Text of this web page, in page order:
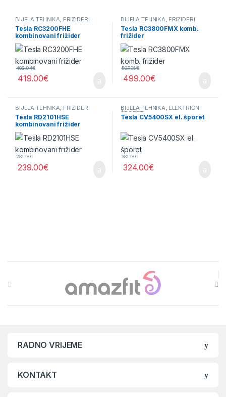
BIJELA TEHNIKA FRIŽIDERI
Tesla RC3200FHE
kombinovani frižider
492.94€
419.00€
BIJELA TEHNIKA FRIŽIDERI
Tesla RC3800FMX komb.
frižider
587.06€
499.00€
BIJELA TEHNIKA, FRIŽIDERI
Tesla RD2101HSE
kombinovani frižider
281.18€
239.00€
BIJELA TEHNIKA, ELEKTRIČNI
ŠPORETI
Tesla CV5400SX el. šporet
381.18€
324.00€
RADNO VRIJEME
KONTAKT